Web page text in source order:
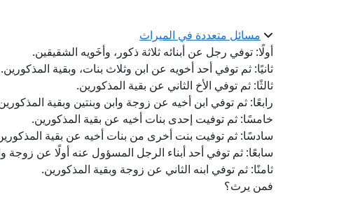
مسائل متعددة في الميراث
أولًا: توفي رجل عن أبنائه ثلاثة ذكور، وأخَويه الشقيقين.
ثانيًا: ثم توفي أحد أخويه عن ابن وثلاث بنات، وبقية المذكورين.
ثالثًا: ثم توفي الأخ الثاني عن بقية المذكورين.
رابعًا: ثم توفي ابن أخيه عن زوجة وابن وبنتين وبقية
خامسًا: ثم توفيت إحدى بنات أخيه عن بقية المذكورين.
سادسًا: ثم توفيت بنت أخرى من بنات أخيه عن بقية
سابعًا: ثم توفي أحد أبناء الرجل المسؤول عنه أولًا عن زوجة
ثامنًا: ثم توفي ابنه الثاني عن زوجة وبقية المذكورين.
فمن يرث؟